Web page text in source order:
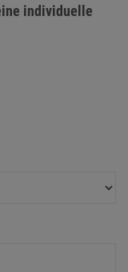
individuelle